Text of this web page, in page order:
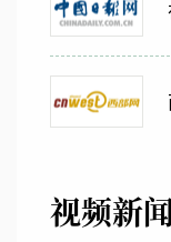
视频新